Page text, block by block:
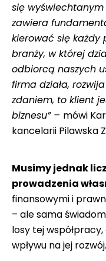
się
zawiera
kierować się każdy
branży, w której
odbiorcą naszych
firma działa,
zdaniem, to klient
biznesu” – mówi
kancelarii Pilawska
Musimy jednak
prowadzenia
finansowymi i
– ale sama
losy tej
wpływu na jej rozwój.